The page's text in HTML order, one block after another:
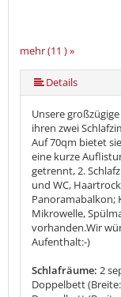
mehr (11 ) »
mehr (11 ) »
mehr (11 ) »
mehr (11 ) »
mehr (11 ) »
mehr (11 ) »
mehr (11 ) »
mehr (11 ) »
Details
Unsere
ihren zwei
Auf 70qm bietet
eine kurze
getrennt, 2.
und WC,
Panoramabalkon;
Mikrowelle,
vorhanden.Wir
Aufenthalt:-)
Schlafräume: 2
Doppelbett (Breite: